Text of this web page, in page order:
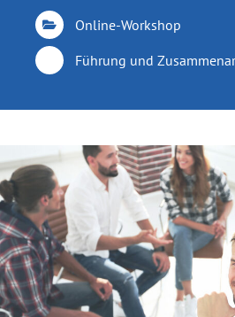
Online-Workshop
Führung und